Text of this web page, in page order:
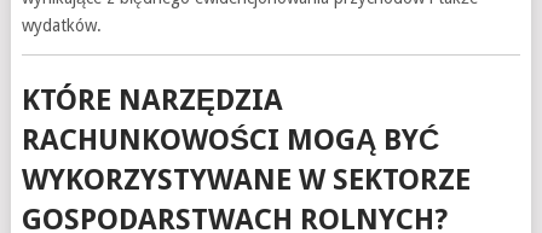
wydatków.
KTÓRE NARZĘDZIA
RACHUNKOWOŚCI MOGĄ BYĆ
WYKORZYSTYWANE W SEKTORZE
GOSPODARSTWACH ROLNYCH?